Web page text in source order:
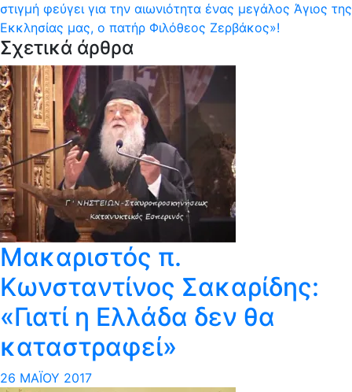
στιγμή φεύγει για την αιωνιότητα ένας μεγάλος Άγιος της
Εκκλησίας μας, ο πατήρ Φιλόθεος Ζερβάκος»!
Σχετικά άρθρα
Μακαριστός π.
Κωνσταντίνος Σακαρίδης:
«Γιατί η Ελλάδα δεν θα
καταστραφεί»
26 ΜΑΪ́ΟΥ 2017